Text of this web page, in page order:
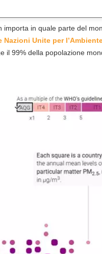
in quale parte del
Nazioni Unite per
il 99% della popolazione